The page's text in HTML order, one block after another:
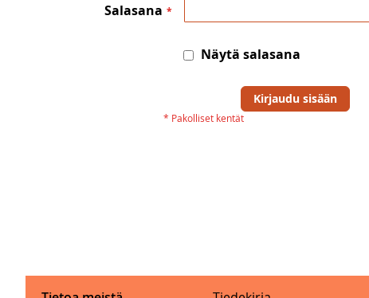
Salasana
Näytä salasana
Kirjaudu sisään